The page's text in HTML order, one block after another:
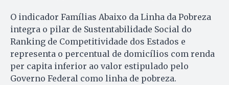
O indicador Famílias Abaixo da Linha da Pobreza
integra o pilar de Sustentabilidade Social do
Ranking de Competitividade dos Estados e
representa o percentual de domicílios com renda
per capita inferior ao valor estipulado pelo
Governo Federal como linha de pobreza.